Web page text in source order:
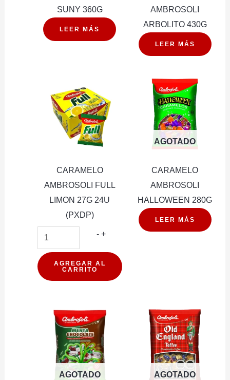
SUNY 360G
LEER MÁS
AMBROSOLI
ARBOLITO 430G
LEER MÁS
CARAMELO
AMBROSOLI FULL
LIMON 27G 24U
(PXDP)
- CARAMELO
FULL
LIMON
24U
(PXDP)
cantidad
+
AGREGAR AL
CARRITO
AGOTADO
CARAMELO
AMBROSOLI
HALLOWEEN 280G
LEER MÁS
AGOTADO AGOTADO